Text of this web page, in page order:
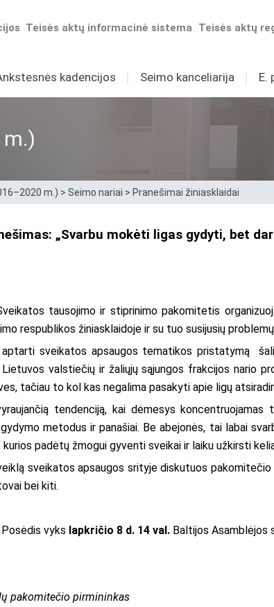
Teisės aktų
Teisės aktų informacinė sistema
kadencijos I Seimo kanceliarija I E.
m.) > Seimo nariai > Pranešimai žiniasklaidai
„Svarbu mokėti ligas gydyti, bet
tausojimo ir stiprinimo pakomitetis
respublikos žiniasklaidoje ir su tuo susijusių
sveikatos apsaugos tematikos pristatymą
valstiečių ir žaliųjų sąjungos frakcijos nario
tačiau to kol kas negalima pasakyti apie ligų
tendenciją, kai dėmesys
gydymo metodus ir panašiai. Be abejonės, tai labai
padėtų žmogui gyventi sveikai ir laiku užkirsti
sveikatos apsaugos srityje diskutuos
bei kiti.
Posėdis vyks lapkričio 8 d. 14 val. Baltijos Asamblėjos
pakomitečio pirmininkas